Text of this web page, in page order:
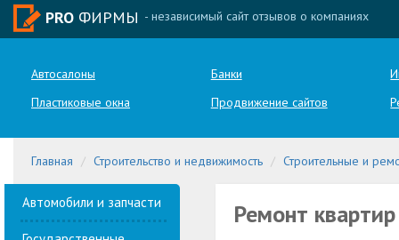
PRO ФИРМЫ - независимый сайт отзывов о компаниях
Автосалоны Банки
Пластиковые окна
Продвижение сайтов
Главная Строительство и недвижимость Строительные и
Автомобили и запчасти Ремонт